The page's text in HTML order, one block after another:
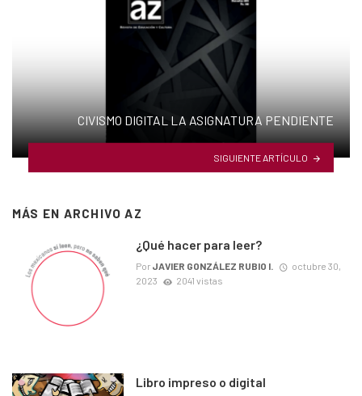
CIVISMO DIGITAL LA ASIGNATURA PENDIENTE
SIGUIENTE ARTÍCULO
MÁS EN ARCHIVO AZ
¿Qué hacer para leer?
Por JAVIER GONZÁLEZ RUBIO I.
octubre 30,
2023
2041 vistas
Libro impreso o digital